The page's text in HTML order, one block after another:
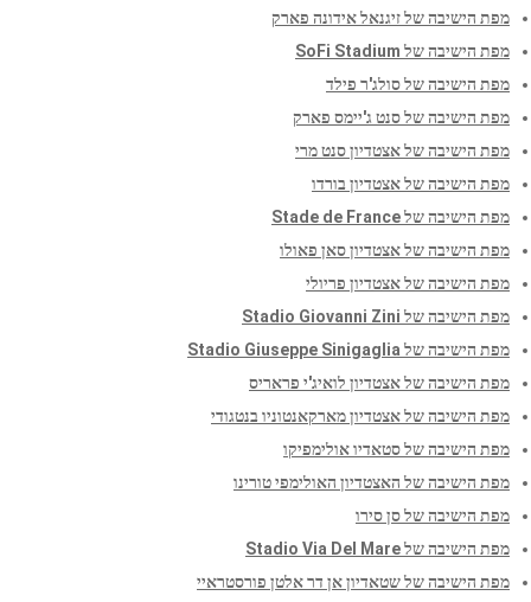
מפת הישיבה של זיגנאל אידונה פארק
מפת הישיבה של SoFi Stadium
מפת הישיבה של סולג'ר פילד
מפת הישיבה של סנט ג'יימס פארק
מפת הישיבה של אצטדיון סנט מרי
מפת הישיבה של אצטדיון בורדו
מפת הישיבה של Stade de France
מפת הישיבה של אצטדיון סאן פאולו
מפת הישיבה של אצטדיון פריולי
מפת הישיבה של Stadio Giovanni Zini
מפת הישיבה של Stadio Giuseppe Sinigaglia
מפת הישיבה של אצטדיון לואיג'י פראריס
מפת הישיבה של אצטדיון מארקאנטוניו בנטגודי
מפת הישיבה של סטאדיו אולימפיקו
מפת הישיבה של האצטדיון האולימפי טורינו
מפת הישיבה של סן סירו
מפת הישיבה של Stadio Via Del Mare
מפת הישיבה של שטאדיון אן דר אלטן פורסטראיי